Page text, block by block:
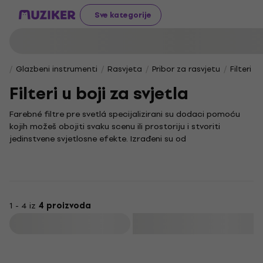
Sve kategorije
Glazbeni instrumenti Rasvjeta Pribor za rasvjetu Filteri u
Filteri u boji za svjetla
Farebné filtre pre svetlá specijalizirani su dodaci pomoću
kojih možeš obojiti svaku scenu ili prostoriju i stvoriti
jedinstvene svjetlosne efekte. Izrađeni su od
kazalištima, na koncertima i u fotografskim studijima za
1 - 4 iz 4 proizvoda